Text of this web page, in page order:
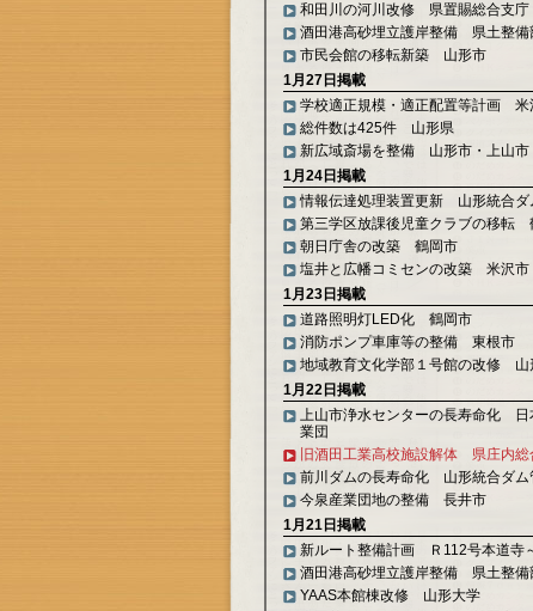
和田川の河川改修 県置賜総合支庁
酒田港高砂埋立護岸整備 県土整備
市民会館の移転新築 山形市
1月27日掲載
学校適正規模・適正配置等計画 米
総件数は425件 山形県
新広域斎場を整備 山形市・上山市
1月24日掲載
情報伝達処理装置更新 山形統合ダ
第三学区放課後児童クラブの移転
朝日庁舎の改築 鶴岡市
塩井と広幡コミセンの改築 米沢市
1月23日掲載
道路照明灯LED化 鶴岡市
消防ポンプ車庫等の整備 東根市
地域教育文化学部１号館の改修 山
1月22日掲載
上山市浄水センターの長寿命化 日
業団
旧酒田工業高校施設解体 県庄内総
前川ダムの長寿命化 山形統合ダム
今泉産業団地の整備 長井市
1月21日掲載
新ルート整備計画 Ｒ112号本道寺
酒田港高砂埋立護岸整備 県土整備
YAAS本館棟改修 山形大学